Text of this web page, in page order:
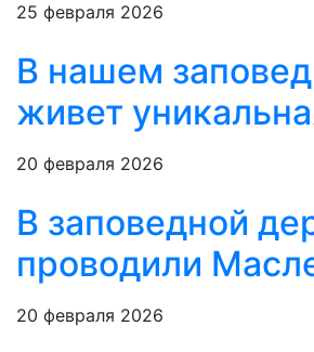
25 февраля 2026
В нашем
живет
20 февраля 2026
В заповедной
проводили
20 февраля 2026